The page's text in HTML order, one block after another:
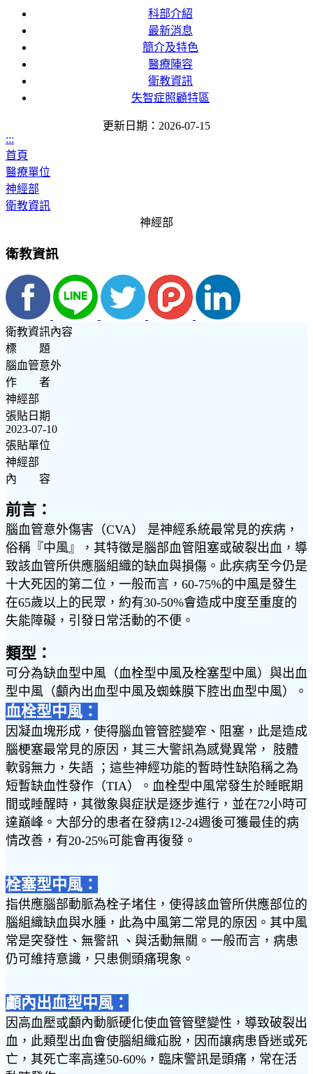
科部介紹
最新消息
簡介及特色
醫療陣容
衛教資訊
失智症照顧特區
更新日期：2026-07-15
:::
首頁
醫療單位
神經部
衛教資訊
神經部
衛教資訊
衛教資訊內容
標 題
腦血管意外
作 者
神經部
張貼日期
2023-07-10
張貼單位
神經部
內 容
前言：
腦血管意外傷害（CVA） 是神經系統最常見的疾病，
俗稱『中風』，其特徵是腦部血管阻塞或破裂出血，導
致該血管所供應腦組織的缺血與損傷。此疾病至今仍是
十大死因的第二位，一般而言，60-75%的中風是發生
在65歲以上的民眾，約有30-50%會造成中度至重度的
失能障礙，引發日常活動的不便。
類型：
可分為缺血型中風（血栓型中風及栓塞型中風）與出血
型中風（顱內出血型中風及蜘蛛膜下腔出血型中風）。
血栓型中風：
因凝血塊形成，使得腦血管管腔變窄、阻塞，此是造成
腦梗塞最常見的原因，其三大警訊為感覺異常， 肢體
軟弱無力，失語 ；這些神經功能的暫時性缺陷稱之為
短暫缺血性發作（TIA）。血栓型中風常發生於睡眠期
間或睡醒時，其徵象與症狀是逐步進行，並在72小時可
達巔峰。大部分的患者在發病12-24週後可獲最佳的病
情改善，有20-25%可能會再復發。
栓塞型中風：
指供應腦部動脈為栓子堵住，使得該血管所供應部位的
腦組織缺血與水腫，此為中風第二常見的原因。其中風
常是突發性、無警訊 、與活動無關。一般而言，病患
仍可維持意識，只患側頭痛現象。
顱內出血型中風：
因高血壓或顱內動脈硬化使血管管壁變性，導致破裂出
血，此類型出血會使腦組織疝脫，因而讓病患昏迷或死
亡，其死亡率高達50-60%，臨床警訊是頭痛，常在活